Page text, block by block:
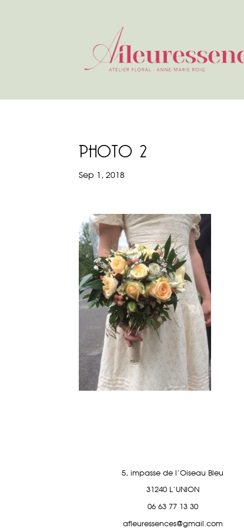
PHOTO 2
Sep 1, 2018
5, impasse de l'Oiseau Bleu
31240 L'UNION
06 63 77 13 30
afleuressences@gmail.com